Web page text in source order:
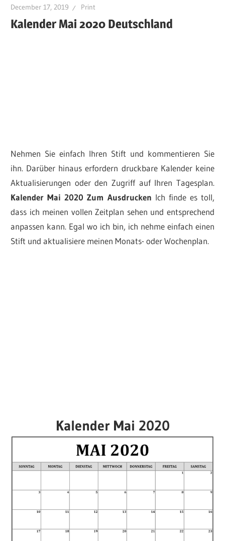
December 17, 2019 Print
Kalender Mai 2020 Deutschland
Nehmen Sie einfach Ihren Stift und kommentieren Sie
ihn. Darüber hinaus erfordern druckbare Kalender keine
Aktualisierungen oder den Zugriff auf Ihren Tagesplan.
Kalender Mai 2020 Zum Ausdrucken Ich finde es toll,
dass ich meinen vollen Zeitplan sehen und entsprechend
anpassen kann. Egal wo ich bin, ich nehme einfach einen
Stift und aktualisiere meinen Monats- oder Wochenplan.
Kalender Mai 2020